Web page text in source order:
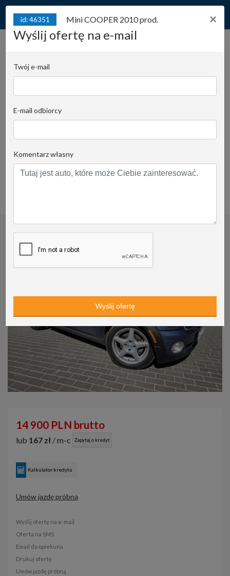
Cabrio*1.6l benzyna
zadbane wnętrze
Krzysztof Pomorski
Email do opiekuna
14 900 PLN brutto
lub 167 zł / m-c Zapytaj o kredyt
Kalkulator kredytu
Umów jazdę próbną
Wyślij ofertę na e-mail
Oferta na SMS
Email do opiekuna
Drukuj ofertę
Umów jazdę próbną
×
id: 46351 Mini COOPER 2010 prod.
Wyślij ofertę na e-mail
Twój e-mail
E-mail odbiorcy
Komentarz własny